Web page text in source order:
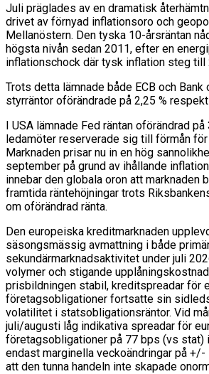
Juli präglades av en dramatisk
drivet av förnyad inflationsoro och
Mellanöstern. Den tyska 10-årsräntan
högsta nivån sedan 2011, efter en
inflationschock där tysk inflation steg till
Trots detta lämnade både ECB och Bank
styrräntor oförändrade på 2,25 %
I USA lämnade Fed räntan oförändrad
ledamöter reserverade sig till förmån för
Marknaden prisar nu in en hög
september på grund av ihållande
innebar den globala oron att marknaden
framtida räntehöjningar trots
om oförändrad ränta.
Den europeiska kreditmarknaden
säsongsmässig avmattning i både
sekundärmarknadsaktivitet under juli
volymer och stigande
prisbildningen stabil, kreditspreadar för
företagsobligationer fortsatte sin
volatilitet i statsobligationsräntor. Vid
juli/augusti låg indikativa spreadar för
företagsobligationer på 77 bps (vs stat)
endast marginella veckoändringar på
att den tunna handeln inte skapade